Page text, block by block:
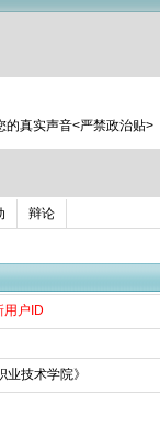
的真实声音<严禁政治贴>
辩论
用户ID
技术学院》